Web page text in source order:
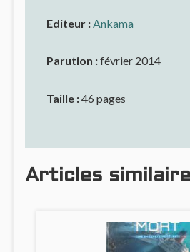
Editeur : Ankama
Parution :février 2014
Taille :46 pages
Articles